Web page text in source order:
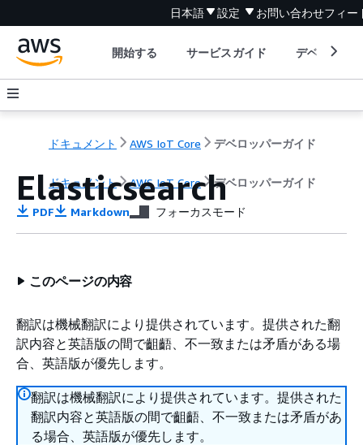
日本語 設定 お問い合わせフィー
開始する サービスガイド デベロッパ
ドキュメント AWS IoT Core デベロッパーガイド
ドキュメント AWS IoT Core デベロッパーガイド
Elasticsearch
PDF Markdown フォーカスモード
このページの内容
翻訳は機械翻訳により提供されています。提供された翻
訳内容と英語版の間で齟齬、不一致または矛盾がある場
合、英語版が優先します。
翻訳は機械翻訳により提供されています。提供された
翻訳内容と英語版の間で齟齬、不一致または矛盾があ
る場合、英語版が優先します。